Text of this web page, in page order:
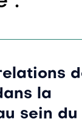
la
sein du